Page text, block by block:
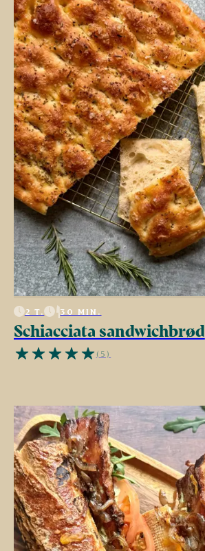
2 T. 30 MIN.
Schiacciata sandwichbrød
(5)